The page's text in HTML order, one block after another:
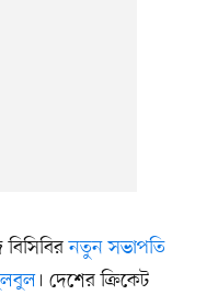
নতুন সভাপতি
। দেশের ক্রিকেট